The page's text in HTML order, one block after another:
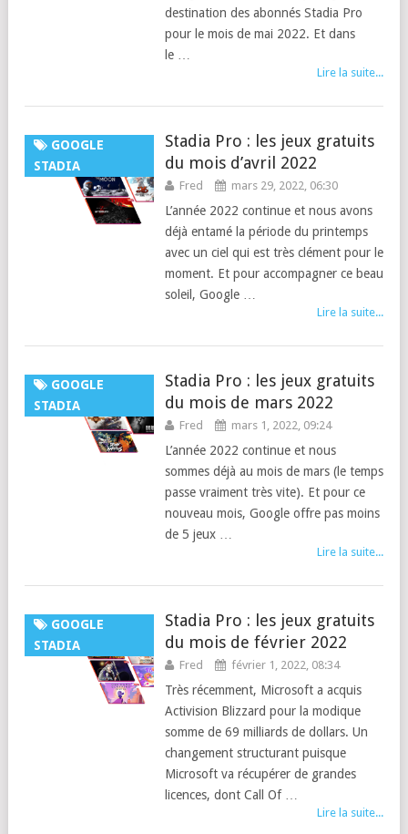
destination des abonnés Stadia Pro
pour le mois de mai 2022. Et dans
le …
Lire la suite...
GOOGLE
STADIA
Stadia Pro : les jeux gratuits
du mois d’avril 2022
Fred mars 29, 2022, 06:30
L’année 2022 continue et nous avons
déjà entamé la période du printemps
avec un ciel qui est très clément pour le
moment. Et pour accompagner ce beau
soleil, Google …
Lire la suite...
GOOGLE
STADIA
Stadia Pro : les jeux gratuits
du mois de mars 2022
Fred mars 1, 2022, 09:24
L’année 2022 continue et nous
sommes déjà au mois de mars (le temps
passe vraiment très vite). Et pour ce
nouveau mois, Google offre pas moins
de 5 jeux …
Lire la suite...
GOOGLE
STADIA
Stadia Pro : les jeux gratuits
du mois de février 2022
Fred février 1, 2022, 08:34
Très récemment, Microsoft a acquis
Activision Blizzard pour la modique
somme de 69 milliards de dollars. Un
changement structurant puisque
Microsoft va récupérer de grandes
licences, dont Call Of …
Lire la suite...